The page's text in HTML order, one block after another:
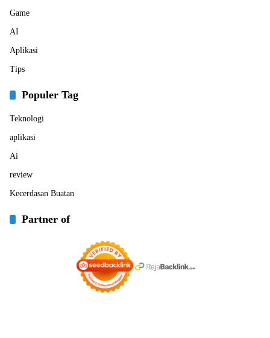
Game
AI
Aplikasi
Tips
Populer Tag
Teknologi
aplikasi
Ai
review
Kecerdasan Buatan
Partner of